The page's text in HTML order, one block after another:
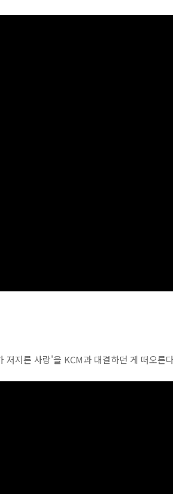
저지른 사랑'을 KCM과 대결하던 게 떠오른